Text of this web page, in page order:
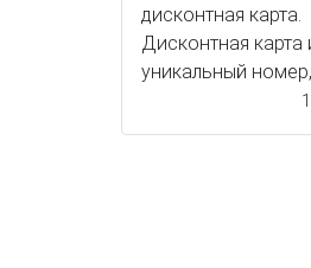
дисконтная карта.
Дисконтная карта
уникальный